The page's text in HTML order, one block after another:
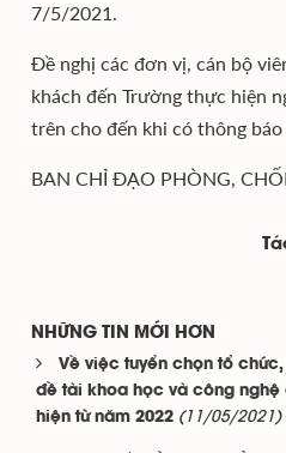
7/5/2021.
Đề nghị các đơn vị, cán bộ
khách đến Trường thực hiện
trên cho đến khi có thông
BAN CHỈ ĐẠO PHÒNG,
NHỮNG TIN MỚI HƠN
Về việc tuyển chọn tổ
đề tài khoa học và công nghệ
hiện từ năm 2022 (11/05/2021)